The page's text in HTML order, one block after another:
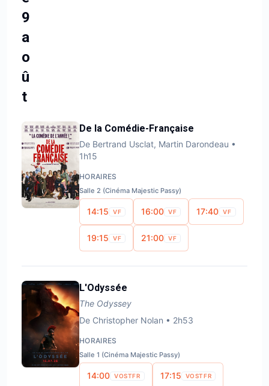
9
a
o
û
t
De la Comédie-Française
De Bertrand Usclat, Martin Darondeau •
1h15
HORAIRES
Salle 2 (Cinéma Majestic Passy)
14:15 VF 16:00 VF 17:40 VF
19:15 VF 21:00 VF
L'Odyssée
The Odyssey
De Christopher Nolan • 2h53
HORAIRES
Salle 1 (Cinéma Majestic Passy)
14:00 VOSTFR 17:15 VOSTFR